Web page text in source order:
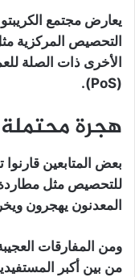
يعارض مجتمع
الأخرى ذات الصلة
(PoS).
هجرة
للتحصيص مثل مطاردة
المعدنون يهجرون
ومن المفارقات
من بين أكبر